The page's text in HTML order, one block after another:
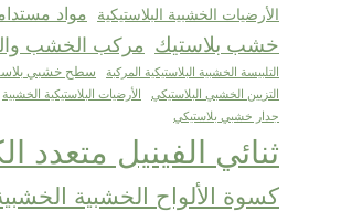
الأرضيات الخشبية البلاستيكية
مواد
خشب بلاستيك مركب الخشب
التلبيسة الخشبية البلاستيكية المركبة سطح خشبي
التزيين الخشبي البلاستيكي الأرضيات البلاستيكية الخشبية
جدار خشبي بلاستيكي
ثنائي الفينيل متعدد
كسوة الألواح الخشبية